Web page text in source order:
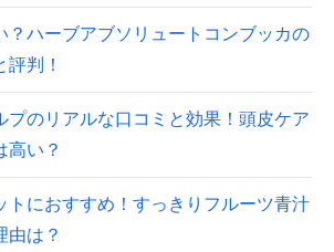
？ハーブアブソリュートコンブッカの
評判！
プのリアルな口コミと効果！頭皮ケア
高い？
トにおすすめ！すっきりフルーツ青汁
由は？